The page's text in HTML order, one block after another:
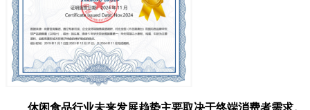
休闲食品行业未来发展趋势主要取决于终端消费者需求。